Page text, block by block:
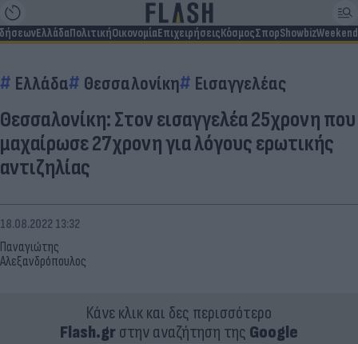
ΕλλάδαΠολιτικήΟικονομίαΕπιχειρήσειςΚόσμοςΣπορShowbizWeekend
Ελλάδα Θεσσαλονίκη Εισαγγελέας
Θεσσαλονίκη: Στον εισαγγελέα 25χρονη που
μαχαίρωσε 27χρονη για λόγους ερωτικής
αντιζηλίας
Παναγιώτης
Αλεξανδρόπουλος
18.08.2022 13:32
Κάνε κλικ και δες περισσότερο
Flash.grστην αναζήτηση της Google